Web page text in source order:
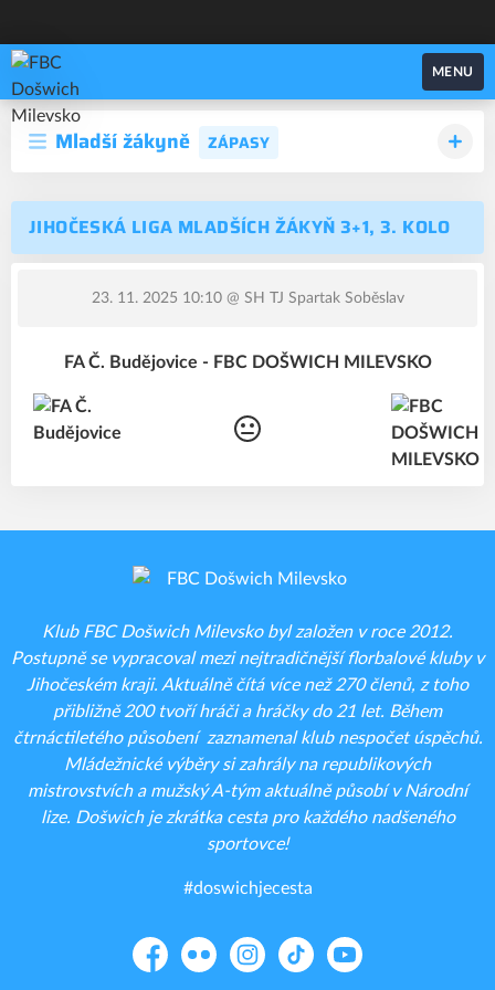
FBC Došwich Milevsko
MENU
Mladší žákyně ZÁPASY
JIHOČESKÁ LIGA MLADŠÍCH ŽÁKYŇ 3+1, 3. KOLO
23. 11. 2025 10:10@ SH TJ Spartak Soběslav
FA Č. Budějovice - FBC DOŠWICH MILEVSKO
Klub FBC Došwich Milevsko byl založen v roce 2012.
Postupně se vypracoval mezi nejtradičnější florbalové kluby v
Jihočeském kraji. Aktuálně čítá více než 270 členů, z toho
přibližně 200 tvoří hráči a hráčky do 21 let. Během
čtrnáctiletého působení zaznamenal klub nespočet úspěchů.
Mládežnické výběry si zahrály na republikových
mistrovstvích a mužský A-tým aktuálně působí v Národní
lize. Došwich je zkrátka cesta pro každého nadšeného
sportovce!
#doswichjecesta
FacebookFlickr Instagram
TikTok YouTube